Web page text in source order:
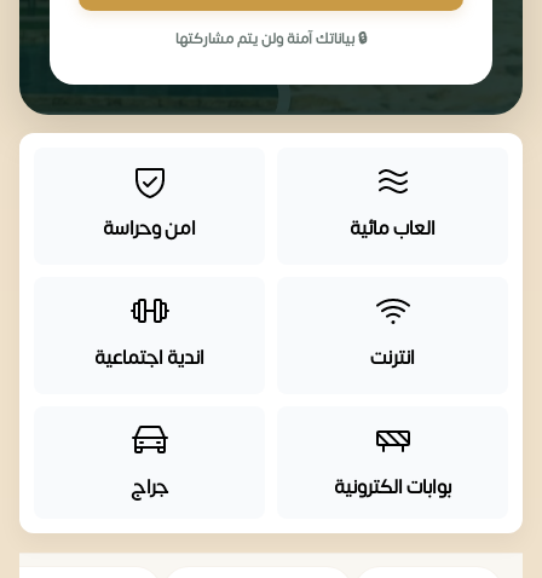
🔒 بياناتك آمنة ولن يتم مشاركتها
العاب مائية امن وحراسة
انترنت اندية اجتماعية
بوابات الكترونية جراج